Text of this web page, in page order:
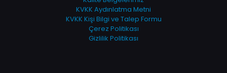
KVKK Aydınlatma Metni
KVKK Kişi Bilgi ve Talep Formu
Çerez Politikası
Gizlilik Politikası